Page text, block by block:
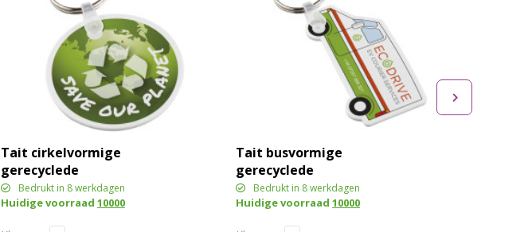
Tait cirkelvormige
gerecyclede
sleutelhanger
Bedrukt in 8 werkdagen
Huidige voorraad 10000
Tait busvormige
gerecyclede
sleutelhanger
Bedrukt in 8 werkdagen
Huidige voorraad10000